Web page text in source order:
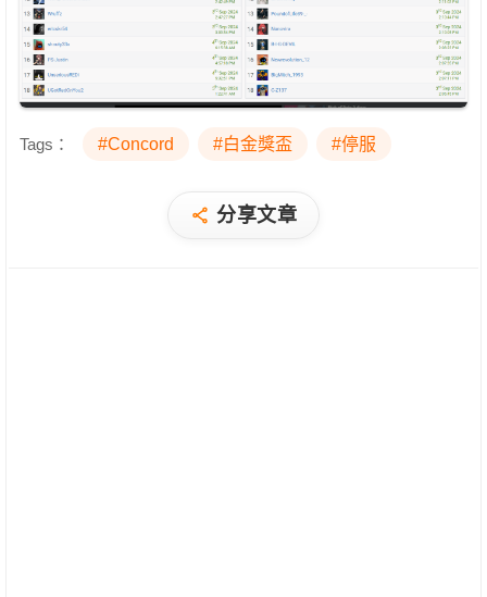
Tags： #Concord #白金獎盃 #停服
分享文章